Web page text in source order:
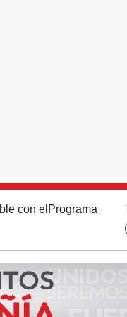
con el Programa